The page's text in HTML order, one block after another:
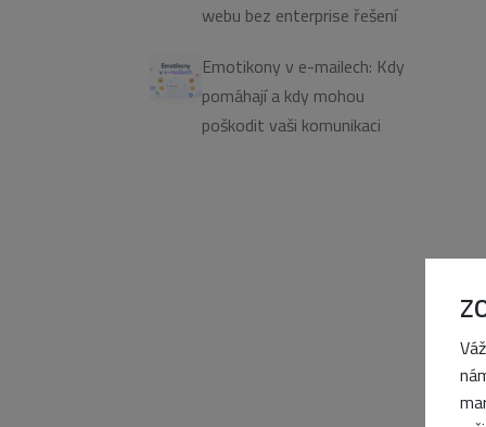
webu bez enterprise řešení
Emotikony v e-mailech: Kdy
pomáhají a kdy mohou
poškodit vaši komunikaci